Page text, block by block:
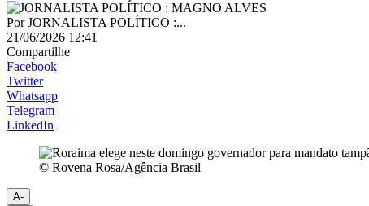
PorJORNALISTA POLÍTICO :...
21/06/2026 12:41
Compartilhe
Facebook
Twitter
Whatsapp
Telegram
LinkedIn
© Rovena Rosa/Agência Brasil
A-